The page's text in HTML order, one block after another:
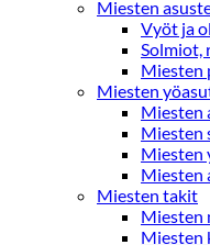
Miesten
Vyöt ja
Solmiot,
Miesten
Miesten
Miesten
Miesten
Miesten
Miesten
Miesten takit
Miesten
Miesten